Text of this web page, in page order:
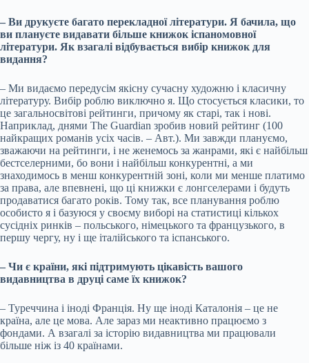
– Ви друкуєте багато перекладної літератури. Я бачила, що
ви плануєте видавати більше книжок іспаномовної
літератури. Як взагалі відбувається вибір книжок для
видання?
– Ми видаємо передусім якісну сучасну художню і класичну
літературу. Вибір роблю виключно я. Що стосується класики, то
це загальносвітові рейтинги, причому як старі, так і нові.
Наприклад, днями The Guardian зробив новий рейтинг (100
найкращих романів усіх часів. – Авт.). Ми завжди плануємо,
зважаючи на рейтинги, і не женемось за жанрами, які є найбільш
бестселерними, бо вони і найбільш конкурентні, а ми
знаходимось в менш конкурентній зоні, коли ми менше платимо
за права, але впевнені, що ці книжки є лонгселерами і будуть
продаватися багато років. Тому так, все планування роблю
особисто я і базуюся у своєму виборі на статистиці кількох
сусідніх ринків – польського, німецького та французького, в
першу чергу, ну і ще італійського та іспанського.
– Чи є країни, які підтримують цікавість вашого
видавництва в друці саме їх книжок?
– Туреччина і іноді Франція. Ну ще іноді Каталонія – це не
країна, але це мова. Але зараз ми неактивно працюємо з
фондами. А взагалі за історію видавництва ми працювали
більше ніж із 40 країнами.